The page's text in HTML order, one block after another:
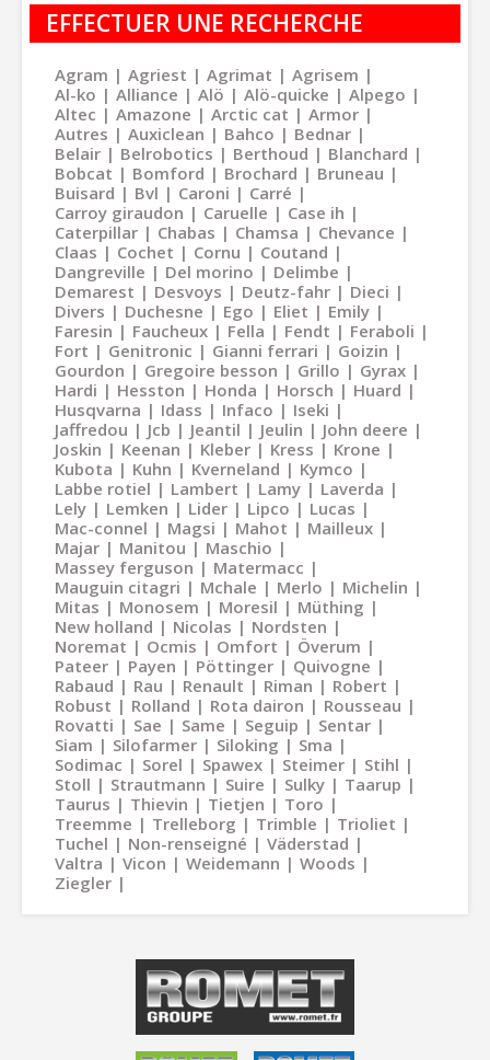
EFFECTUER UNE RECHERCHE
Agram Agriest Agrimat
Agrisem
Al-ko
Alliance Alö Alö-quicke
Alpego
Altec
Amazone Arctic cat
Armor
Autres
Auxiclean Bahco
Bednar
Belair
Belrobotics Berthoud
Blanchard
Bobcat
Bomford Brochard
Bruneau
Buisard
Bvl Caroni
Carré
Carroy giraudon
Caruelle
Case ih
Caterpillar
Chabas Chamsa
Chevance
Claas
Cochet Cornu
Coutand
Dangreville
Del morino
Delimbe
Demarest
Desvoys Deutz-fahr
Dieci
Divers
Duchesne Ego Eliet
Emily
Faresin
Faucheux Fella Fendt
Feraboli
Fort
Genitronic Gianni ferrari
Goizin
Gourdon
Gregoire besson Grillo
Gyrax
Hardi
Hesston Honda Horsch
Huard
Husqvarna
Idass Infaco
Iseki
Jaffredou
Jcb Jeantil Jeulin
John deere
Joskin
Keenan Kleber Kress
Krone
Kubota
Kuhn Kverneland
Kymco
Labbe rotiel
Lambert Lamy
Laverda
Lely
Lemken Lider Lipco
Lucas
Mac-connel
Magsi Mahot
Mailleux
Majar
Manitou
Maschio
Massey ferguson
Matermacc
Mauguin citagri
Mchale Merlo
Michelin
Mitas
Monosem Moresil
Müthing
New holland
Nicolas
Nordsten
Noremat
Ocmis Omfort
Överum
Pateer
Payen Pöttinger
Quivogne
Rabaud
Rau Renault Riman
Robert
Robust
Rolland Rota dairon
Rousseau
Rovatti
Sae Same Seguip
Sentar
Siam
Silofarmer Siloking
Sma
Sodimac
Sorel Spawex Steimer
Stihl
Stoll
Strautmann Suire Sulky
Taarup
Taurus
Thievin Tietjen
Toro
Treemme
Trelleborg Trimble
Trioliet
Tuchel
Non-renseigné
Väderstad
Valtra
Vicon Weidemann
Woods
Ziegler